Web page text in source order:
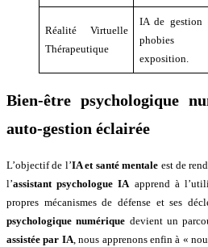
Réalité Virtuelle
Thérapeutique
IA de gestion
phobies
exposition.
Bien-être psychologique
auto-gestion éclairée
L’objectif de l’IA et santé mentale est de
l’assistant psychologue IAapprend à
propres mécanismes de défense et ses
psychologique numérique devient un
assistée par IA, nous apprenons enfin à «